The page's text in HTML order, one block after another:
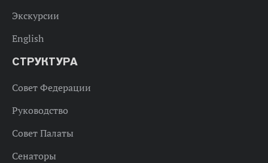
Экскурсии
English
СТРУКТУРА
Совет Федерации
Руководство
Совет Палаты
Сенаторы